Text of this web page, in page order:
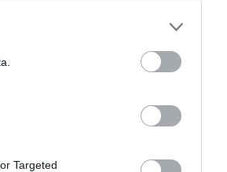
Targeted